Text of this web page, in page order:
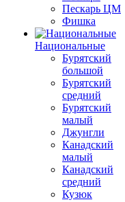
Пескарь ЦМ
Фишка
Национальные
Бурятский
большой
Бурятский
средний
Бурятский
малый
Джунгли
Канадский
малый
Канадский
средний
Кузюк